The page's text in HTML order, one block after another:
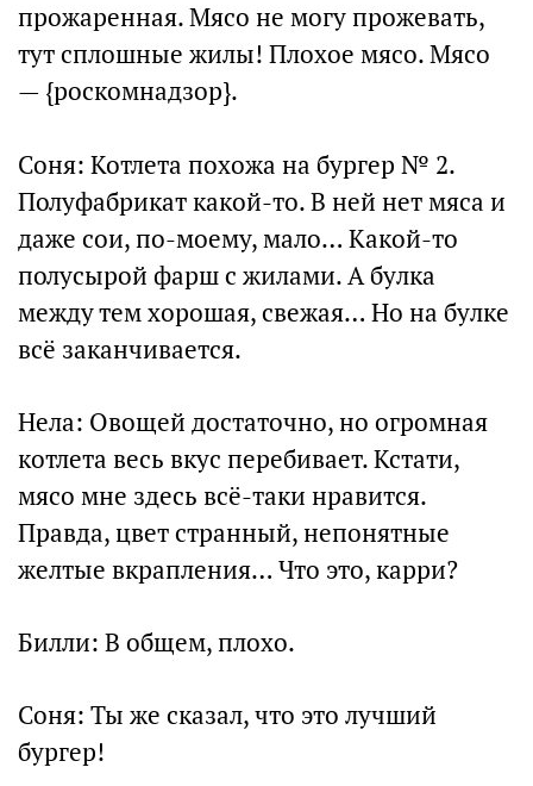
прожаренная. Мясо не могу прожевать,
тут сплошные жилы! Плохое мясо. Мясо
— {роскомнадзор}.
Соня: Котлета похожа на бургер № 2.
Полуфабрикат какой-то. В ней нет мяса и
даже сои, по-моему, мало… Какой-то
полусырой фарш с жилами. А булка
между тем хорошая, свежая… Но на булке
всё заканчивается.
Нела: Овощей достаточно, но огромная
котлета весь вкус перебивает. Кстати,
мясо мне здесь всё-таки нравится.
Правда, цвет странный, непонятные
желтые вкрапления… Что это, карри?
Билли: В общем, плохо.
Соня: Ты же сказал, что это лучший
бургер!